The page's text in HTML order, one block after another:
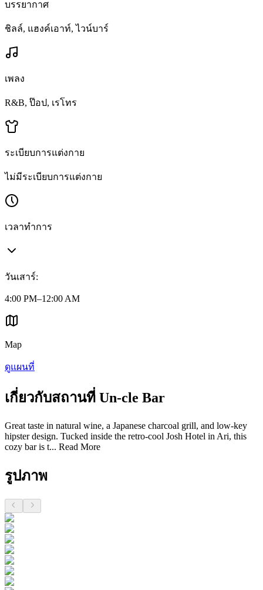
บรรยากาศ
ชิลล์, แฮงค์เอาท์, ไวน์บาร์
เพลง
R&B, ป๊อป, เรโทร
ระเบียบการแต่งกาย
ไม่มีระเบียบการแต่งกาย
เวลาทำการ
วันเสาร์:
4:00 PM–12:00 AM
Map
ดูแผนที่
เกี่ยวกับสถานที่ Un-cle Bar
Great taste in natural wine, a Japanese charcoal grill, and low-key
hipster design. Tucked inside the retro-cool Josh Hotel in Ari, this
cozy bar is t... Read More
รูปภาพ